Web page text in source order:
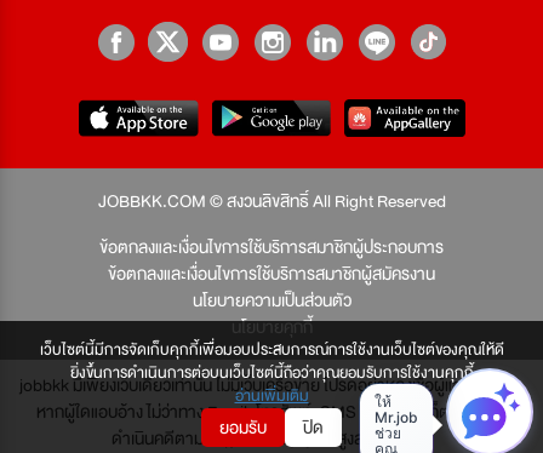
เว็บไซต์นี้มีการจัดเก็บคุกกี้เพื่อมอบประสบการณ์การใช้งานเว็บไซต์ของคุณให้ดี
ยิ่งขึ้นการดำเนินการต่อบนเว็บไซต์นี้ถือว่าคุณยอมรับการใช้งานคุกกี้
อ่านเพิ่มเติม
ยอมรับ ปิด
JOBBKK.COM © สงวนลิขสิทธิ์ All Right Reserved
ข้อตกลงและเงื่อนไขการใช้บริการสมาชิกผู้ประกอบการ
ข้อตกลงและเงื่อนไขการใช้บริการสมาชิกผู้สมัครงาน
นโยบายความเป็นส่วนตัว
นโยบายคุกกี้
jobbkk มีเพียงเว็บเดียวเท่านั้น ไม่มีเว็บเครือข่าย โปรดอย่าหลงเชื่อผู้แอบอ้าง และ
หากผู้ใดแอบอ้าง ไม่ว่าทาง Email, โทรศัพท์, SMS หรือทางใดก็ตาม จะถูก
ดำเนินคดีตามที่กฎหมายบัญญัติไว้สูงสุด